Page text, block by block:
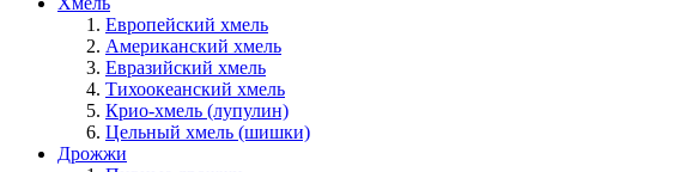
Европейский хмель
Американский хмель
Евразийский хмель
Тихоокеанский хмель
Крио-хмель (лупулин)
Цельный хмель (шишки)
Дрожжи